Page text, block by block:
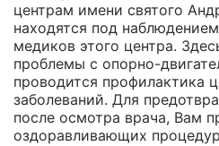
центрам имени святого
находятся под
медиков этого центра.
проблемы с опорно-
проводится профилактика
заболеваний. Для
после осмотра врача, Вам
оздоравливающих процедур